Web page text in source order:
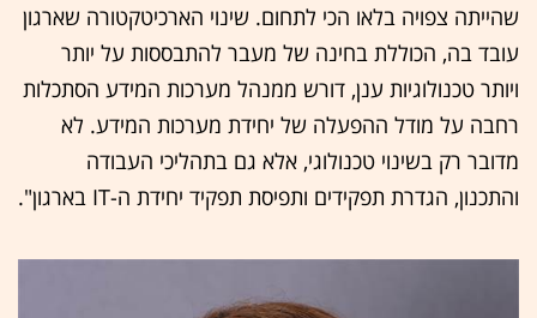
שהייתה צפויה בלאו הכי לתחום. שינוי הארכיטקטורה שארגון
עובד בה, הכוללת בחינה של מעבר להתבססות על יותר
ויותר טכנולוגיות ענן, דורש ממנהל מערכות המידע הסתכלות
רחבה על מודל ההפעלה של יחידת מערכות המידע. לא
מדובר רק בשינוי טכנולוגי, אלא גם בתהליכי העבודה
והתכנון, הגדרת תפקידים ותפיסת תפקיד יחידת ה-IT בארגון".